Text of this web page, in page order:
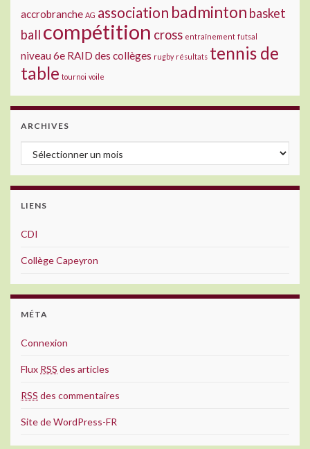
accrobranche AG association badminton basket
ball compétition cross entraînement futsal
niveau 6e RAID des collèges rugby résultats tennis de
table tournoi voile
ARCHIVES
Archives
LIENS
CDI
Collège Capeyron
MÉTA
Connexion
Flux RSS des articles
RSS des commentaires
Site de WordPress-FR